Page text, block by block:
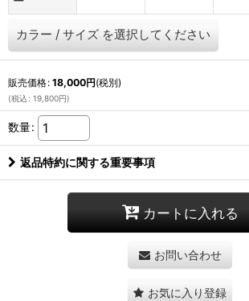
カラー / サイズ を選択してください
販売価格: 18,000円(税別)
(税込 : 19,800円)
数量:
返品特約に関する重要事項
カートに入れる
お問い合わせ
お気に入り登録